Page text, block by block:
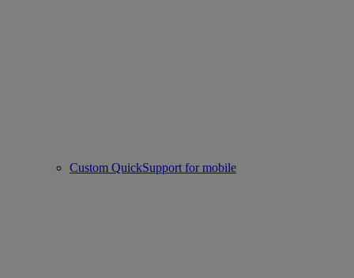
Custom QuickSupport for mobile